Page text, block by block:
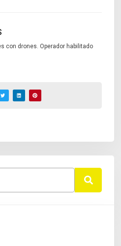
con drones. Operador habilitado